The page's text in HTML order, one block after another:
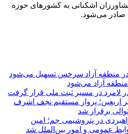
اشکنانی به کشور‌های حوزه
صادر می‌شود.
منطقه آزاد سرخس تسهیل می‌شود
آزاد می‌شود
اربعین؛ پرواز مستقیم نجف اشرف
برقرار شد
در پتروشیمی جم؛ امین
عمومی و امور بین‌الملل شد